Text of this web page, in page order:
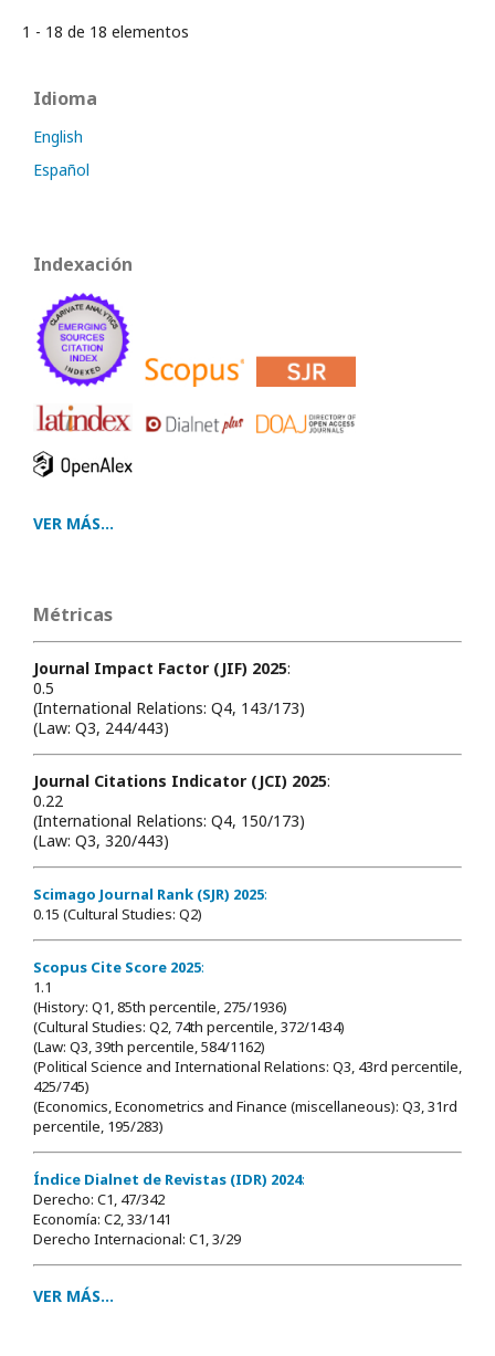
1 - 18 de 18 elementos
Idioma
English
Español
Indexación
VER MÁS...
Métricas
Journal Impact Factor (JIF) 2025:
0.5
(International Relations: Q4, 143/173)
(Law: Q3, 244/443)
Journal Citations Indicator (JCI) 2025:
0.22
(International Relations: Q4, 150/173)
(Law: Q3, 320/443)
Scimago Journal Rank (SJR) 2025:
0.15 (Cultural Studies: Q2)
Scopus Cite Score 2025:
1.1
(History: Q1, 85th percentile, 275/1936)
(Cultural Studies: Q2, 74th percentile, 372/1434)
(Law: Q3, 39th percentile, 584/1162)
(Political Science and International Relations: Q3, 43rd percentile,
425/745)
(Economics, Econometrics and Finance (miscellaneous): Q3, 31rd
percentile, 195/283)
Índice Dialnet de Revistas (IDR) 2024:
Derecho: C1, 47/342
Economía: C2, 33/141
Derecho Internacional: C1, 3/29
VER MÁS...